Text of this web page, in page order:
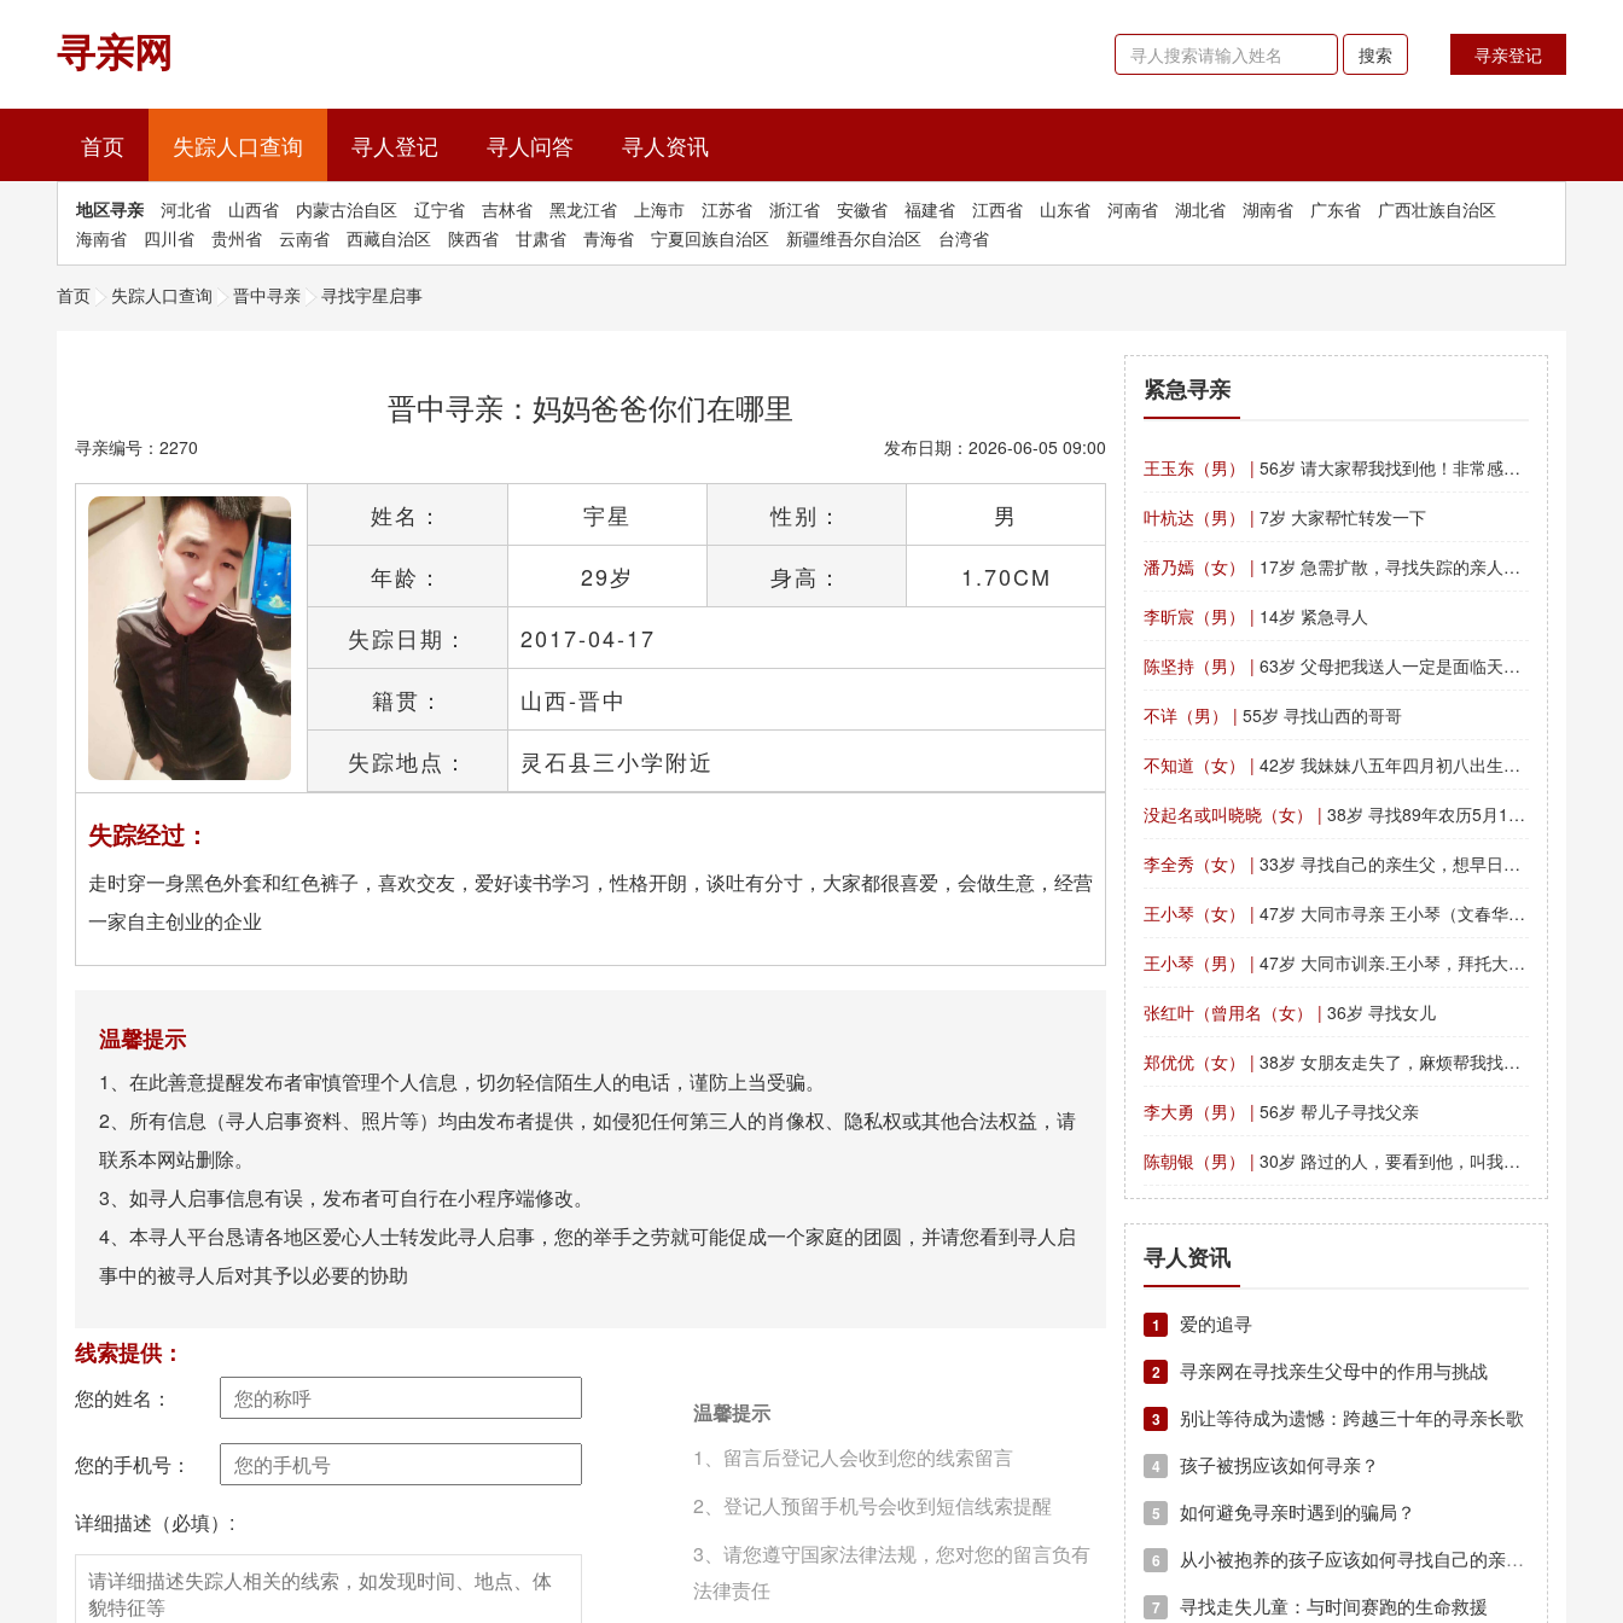
寻亲网 寻亲登记
搜索
首页(current)失踪人口查询 寻人登记 寻人问答 寻人资讯
地区寻亲 河北省 山西省 内蒙古治自区 辽宁省 吉林省 黑龙江省 上海市 江苏省 浙江省 安徽省 福建省 江西省 山东省 河南省 湖北省 湖南省 广东省
广西壮族自治区
海南省
四川省 贵州省 云南省 西藏自治区 陕西省 甘肃省 青海省 宁夏回族自治区 新疆维吾尔自治区 台湾省
首页 失踪人口查询 晋中寻亲 寻找宇星启事
晋中寻亲：妈妈爸爸你们在哪里
寻亲编号：2270 发布日期：2026-06-05 09:00
姓名： 宇星 性别：
男
年龄：
29岁 身高：
1.70CM
失踪日期：
2017-04-17
籍贯：
山西-晋中
失踪地点：
灵石县三小学附近
失踪经过：
走时穿一身黑色外套和红色裤子，喜欢交友，爱好读书学习，性格开朗，谈吐有分寸，大家都很喜爱，会做生意，经营
一家自主创业的企业
温馨提示
1、在此善意提醒发布者审慎管理个人信息，切勿轻信陌生人的电话，谨防上当受骗。
2、所有信息（寻人启事资料、照片等）均由发布者提供，如侵犯任何第三人的肖像权、隐私权或其他合法权益，请
联系本网站删除。
3、如寻人启事信息有误，发布者可自行在小程序端修改。
4、本寻人平台恳请各地区爱心人士转发此寻人启事，您的举手之劳就可能促成一个家庭的团圆，并请您看到寻人启
事中的被寻人后对其予以必要的协助
线索提供：
您的姓名：
您的手机号：
详细描述（必填）:
温馨提示
1、留言后登记人会收到您的线索留言
2、登记人预留手机号会收到短信线索提醒
3、请您遵守国家法律法规，您对您的留言负有
法律责任
紧急寻亲
王玉东（男） | 56岁 请大家帮我找到他！非常感谢！
叶杭达（男） | 7岁 大家帮忙转发一下
潘乃嫣（女） | 17岁 急需扩散，寻找失踪的亲人，请求公众协助寻找
李昕宸（男） | 14岁 紧急寻人
陈坚持（男） | 63岁 父母把我送人一定是面临天大的不可克服的困难
不详（男） | 55岁 寻找山西的哥哥
不知道（女） | 42岁 我妹妹八五年四月初八出生就被人私自送走
没起名或叫晓晓（女） | 38岁 寻找89年农历5月19出生的女孩
李全秀（女） | 33岁 寻找自己的亲生父，想早日团聚
王小琴（女） | 47岁 大同市寻亲 王小琴（文春华） 四川平武南坝镇
王小琴（男） | 47岁 大同市训亲.王小琴，拜托大家，帮忙留意一下。?
张红叶（曾用名（女） | 36岁 寻找女儿
郑优优（女） | 38岁 女朋友走失了，麻烦帮我找一下！
李大勇（男） | 56岁 帮儿子寻找父亲
陈朝银（男） | 30岁 路过的人，要看到他，叫我找的人联系我万分感谢！
寻人资讯
1 爱的追寻
2 寻亲网在寻找亲生父母中的作用与挑战
3 别让等待成为遗憾：跨越三十年的寻亲长歌
4 孩子被拐应该如何寻亲？
5 如何避免寻亲时遇到的骗局？
6 从小被抱养的孩子应该如何寻找自己的亲生父母？
7 寻找走失儿童：与时间赛跑的生命救援